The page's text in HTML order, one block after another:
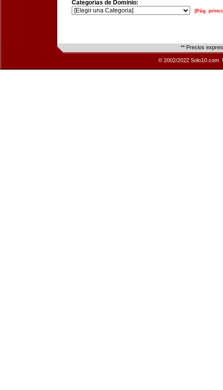
Categorías de Dominio:
[Pág.
** Precios
© 2002/2022 Solo10.com